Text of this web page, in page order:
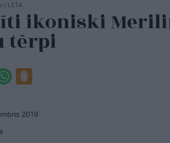
/ LETA
ikoniski
tērpi
2019